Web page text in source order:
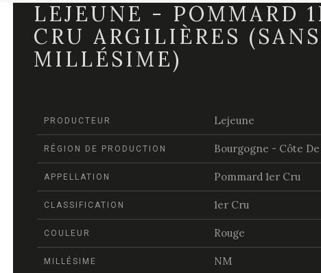
LEJEUNE - POMMARD
CRU ARGILIÈRES (SANS
MILLÉSIME)
PRODUCTEUR Lejeune
RÉGION DE PRODUCTION Bourgogne - Côte De
APPELLATION Pommard 1er Cru
CLASSIFICATION 1er Cru
COULEUR Rouge
MILLÉSIME NM